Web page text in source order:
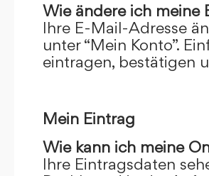
Wie ändere ich meine
Ihre E-Mail-Adresse
unter “Mein Konto”.
eintragen, bestätigen
Mein Eintrag
Wie kann ich meine
Ihre Eintragsdaten